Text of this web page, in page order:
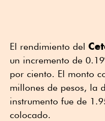
El rendimiento del
un incremento de
por ciento. El monto
millones de pesos, la
instrumento fue de
colocado.